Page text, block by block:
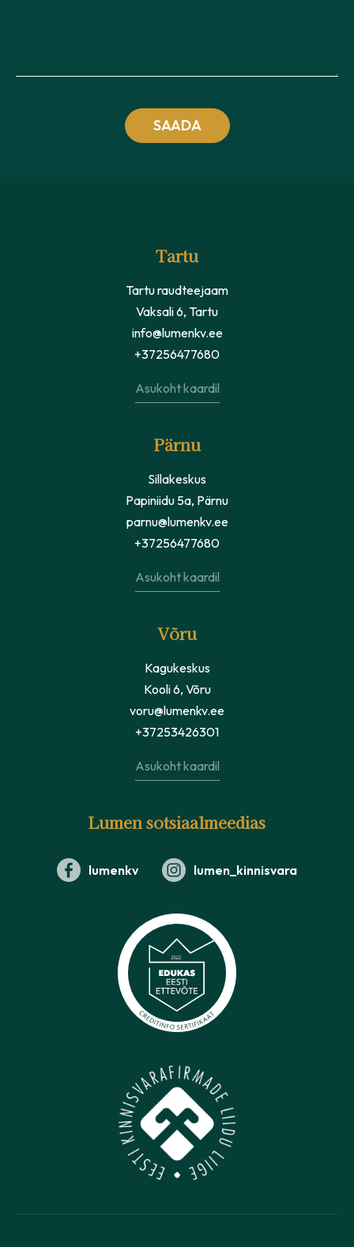
Tartu
Tartu raudteejaam
Vaksali 6, Tartu
info@lumenkv.ee
+37256477680
Asukoht kaardil
Pärnu
Sillakeskus
Papiniidu 5a, Pärnu
parnu@lumenkv.ee
+37256477680
Asukoht kaardil
Võru
Kagukeskus
Kooli 6, Võru
voru@lumenkv.ee
+37253426301
Asukoht kaardil
Lumen sotsiaalmeedias
lumenkv lumen_kinnisvara